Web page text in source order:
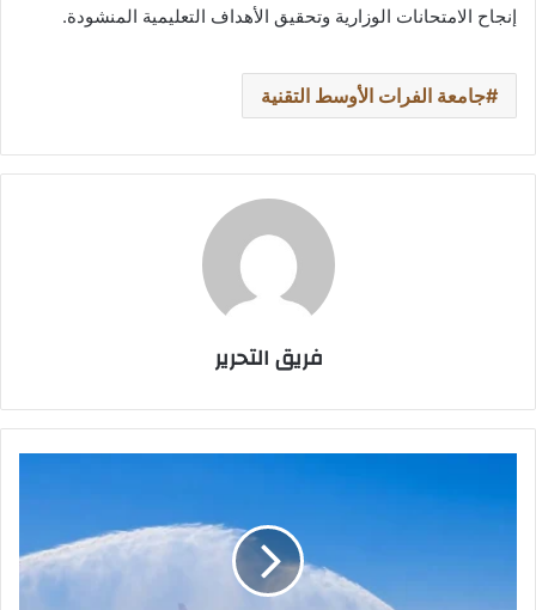
إنجاح الامتحانات الوزارية وتحقيق الأهداف التعليمية المنشودة.
جامعة الفرات الأوسط التقنية
فريق التحرير